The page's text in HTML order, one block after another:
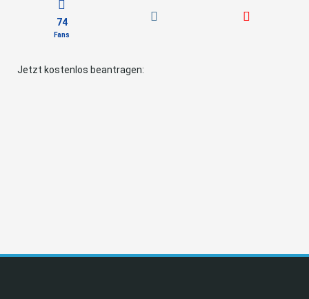
74
Fans
Jetzt kostenlos beantragen: